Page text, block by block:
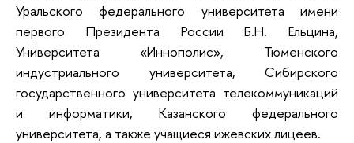
Уральского федерального университета имени
первого Президента России Б.Н. Ельцина,
Университета «Иннополис», Тюменского
индустриального университета, Сибирского
государственного университета телекоммуникаций
и информатики, Казанского федерального
университета, а также учащиеся ижевских лицеев.